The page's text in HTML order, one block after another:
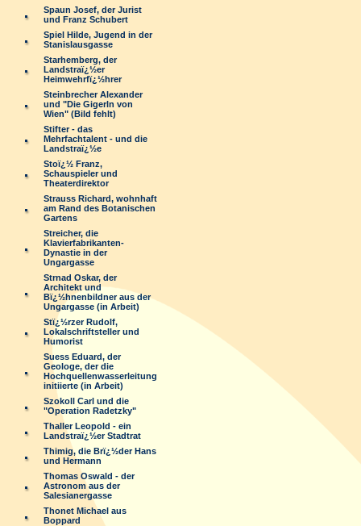
Spaun Josef, der Jurist
und Franz Schubert
Spiel Hilde, Jugend in der
Stanislausgasse
Starhemberg, der
Landstraï¿½er
Heimwehrfï¿½hrer
Steinbrecher Alexander
und "Die Gigerln von
Wien" (Bild fehlt)
Stifter - das
Mehrfachtalent - und die
Landstraï¿½e
Stoï¿½ Franz,
Schauspieler und
Theaterdirektor
Strauss Richard, wohnhaft
am Rand des Botanischen
Gartens
Streicher, die
Klavierfabrikanten-
Dynastie in der
Ungargasse
Strnad Oskar, der
Architekt und
Bï¿½hnenbildner aus der
Ungargasse (in Arbeit)
Stï¿½rzer Rudolf,
Lokalschriftsteller und
Humorist
Suess Eduard, der
Geologe, der die
Hochquellenwasserleitung
initiierte (in Arbeit)
Szokoll Carl und die
"Operation Radetzky"
Thaller Leopold - ein
Landstraï¿½er Stadtrat
Thimig, die Brï¿½der Hans
und Hermann
Thomas Oswald - der
Astronom aus der
Salesianergasse
Thonet Michael aus
Boppard